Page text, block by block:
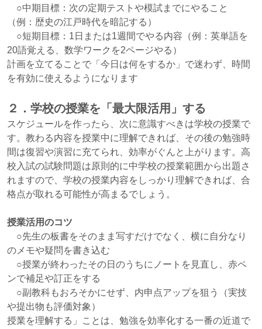
○中期目標：次の定期テストや模試までにやること
（例：歴史の江戸時代を暗記する）
○短期目標：1日または1週間でやる内容（例：英単語を
20語覚える、数学ワークを2ページやる）
計画を立てることで「今日は何をするか」で迷わず、時間
を有効に使えるようになります
２．学校の授業を「最大限活用」する
スケジュールを作ったら、次に意識すべきは学校の授業で
す。教わる内容を授業中に理解できれば、その後の勉強時
間は復習や演習に充てられ、効率がぐんと上がります。高
校入試の試験問題は原則的に中学校の授業範囲から出題さ
れますので、学校の授業内容をしっかり理解できれば、合
格点が取れる可能性が高まるでしょう。
授業活用のコツ
○先生の板書をそのまま写すだけでなく、横に自分なり
のメモや疑問を書き込む
○授業が終わったその日のうちにノートを見直し、赤ペ
ンで補足や訂正をする
○副教科もおろそかにせず、内申点アップを狙う（実技
や提出物も評価対象）
授業を理解する」ことは、勉強を効率化する一番の近道で